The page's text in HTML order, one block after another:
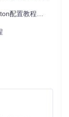
。
性能优化指南